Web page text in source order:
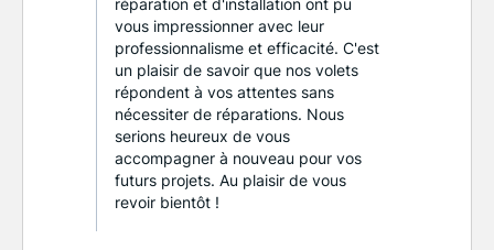
vous impressionner avec leur
professionnalisme et efficacité. C'est
un plaisir de savoir que nos volets
répondent à vos attentes sans
nécessiter de réparations. Nous
serions heureux de vous
accompagner à nouveau pour vos
futurs projets. Au plaisir de vous
revoir bientôt !